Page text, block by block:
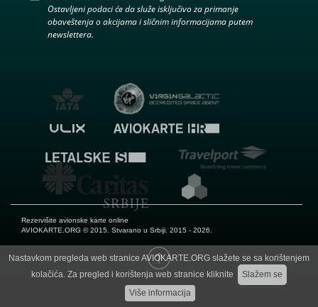
Ostavljeni podaci će da služe isključivo za primanje
obaveštenja o akcijama i sličnim informacijama putem
newslettera.
Rezervišite avionske karte online
AVIOKARTE.ORG © 2015. Stvarano u Srbiji. 2015 - 2026.
Nastavkom pregleda web stranice AVIOKARTE.ORG slažete se sa korištenjem
kolačića. Za pregled i korištenja web stranice kliknite
Slažem se
Više informacija